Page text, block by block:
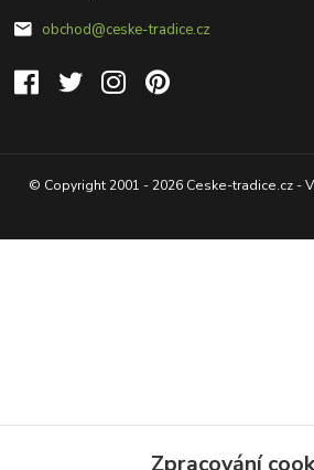
obchod@ceske-tradice.cz
© Copyright 2001 - 2026 Ceske-tradice.cz -
Zpracování